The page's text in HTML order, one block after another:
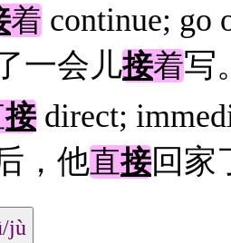
着 continue; go
一会儿接着写
接 direct;
，他直接回家
jù